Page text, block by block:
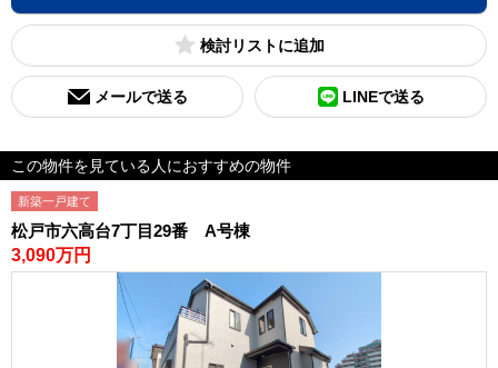
検討リスト
メールで送る LINEで送る
この物件を見ている人におすすめの物件
新築一戸建て
松戸市六高台7丁目29番 A号棟
3,090万円